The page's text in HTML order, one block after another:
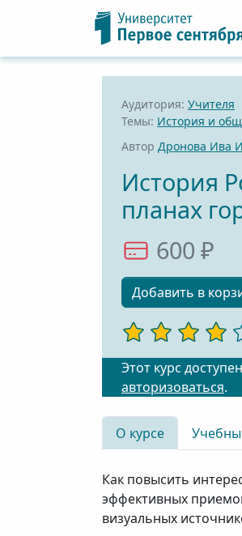
Аудитория: Учителя
Темы: История и
Автор Дронова Ива
История
планах
600 ₽
Добавить в
Этот курс
авторизоваться.
О курсе
Как повысить
эффективных
визуальных